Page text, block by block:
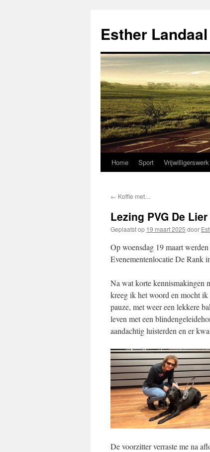
de
inhoud
Esther Landaal
Home Sport Vrijwilligerswerk
← Koffie met…
Lezing PVG De Lier
Geplaatst op 19 maart 2025 door
Op woensdag 19 maart
Evenementenlocatie De Rank
Na wat korte kennismakingen
kreeg ik het woord en mocht
pauze, met weer een lekkere
leven met een
aandachtig luisterden en er
De voorzitter verraste me na